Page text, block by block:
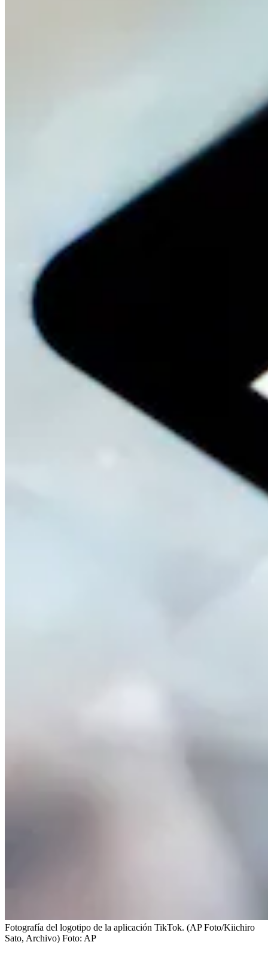
Fotografía del logotipo de la aplicación TikTok. (AP Foto/Kiichiro
Sato, Archivo) Foto: AP